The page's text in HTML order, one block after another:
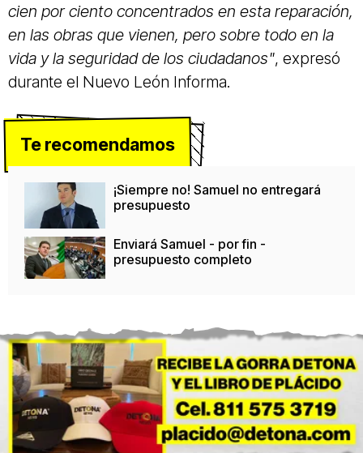
cien por ciento concentrados en esta reparación,
en las obras que vienen, pero sobre todo en la
vida y la seguridad de los ciudadanos", expresó
durante el Nuevo León Informa.
Te recomendamos
¡Siempre no! Samuel no entregará
presupuesto
Enviará Samuel - por fin -
presupuesto completo